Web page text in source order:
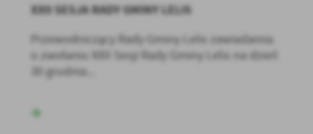
XXII SESJA RADY GMINY LELIS
Przewodniczący Rady Gminy Lelis zawiadamia
o zwołaniu XXII Sesji Rady Gminy Lelis na dzień
30 grudnia...